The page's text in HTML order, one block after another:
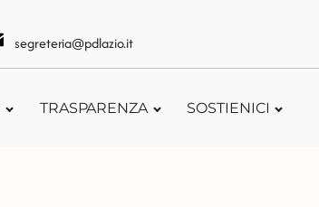
segreteria@pdlazio.it
TRASPARENZA SOSTIENICI